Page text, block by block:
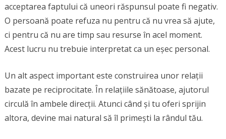
acceptarea faptului că uneori răspunsul poate fi negativ.
O persoană poate refuza nu pentru că nu vrea să ajute,
ci pentru că nu are timp sau resurse în acel moment.
Acest lucru nu trebuie interpretat ca un eșec personal.
Un alt aspect important este construirea unor relații
bazate pe reciprocitate. În relațiile sănătoase, ajutorul
circulă în ambele direcții. Atunci când și tu oferi sprijin
altora, devine mai natural să îl primești la rândul tău.